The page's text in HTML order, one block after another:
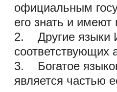
официальным
его знать и
2. Другие языки
соответствующих
3. Богатое
является частью